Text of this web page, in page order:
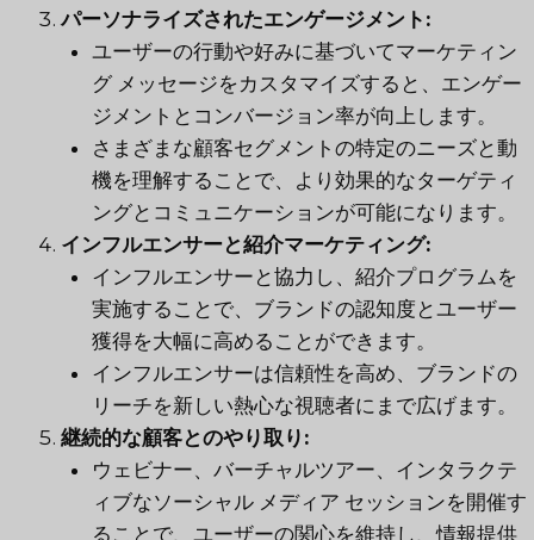
パーソナライズされたエンゲージメント:
ユーザーの行動や好みに基づいてマーケティン
グ メッセージをカスタマイズすると、エンゲー
ジメントとコンバージョン率が向上します。
さまざまな顧客セグメントの特定のニーズと動
機を理解することで、より効果的なターゲティ
ングとコミュニケーションが可能になります。
インフルエンサーと紹介マーケティング:
インフルエンサーと協力し、紹介プログラムを
実施することで、ブランドの認知度とユーザー
獲得を大幅に高めることができます。
インフルエンサーは信頼性を高め、ブランドの
リーチを新しい熱心な視聴者にまで広げます。
継続的な顧客とのやり取り:
ウェビナー、バーチャルツアー、インタラクテ
ィブなソーシャル メディア セッションを開催す
ることで、ユーザーの関心を維持し、情報提供